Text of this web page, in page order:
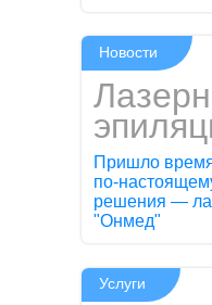
Пришло
по-
решения —
"Онмед"
Новости
Услуги